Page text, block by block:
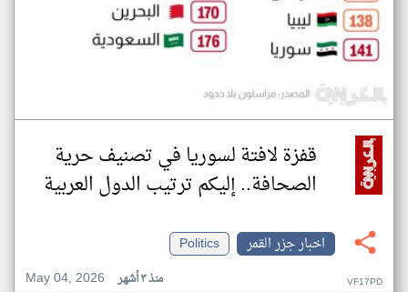
قفزة لافتة لسوريا في تصنيف حرية
الصحافة.. إليكم ترتيب الدول العربية
اخبار جزر القمر
Politics
May 04, 2026
منذ ٣ أشهر VF17PD